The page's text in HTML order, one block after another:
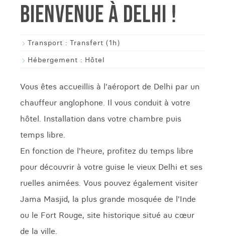
BIENVENUE À DELHI !
Transport : Transfert (1h)
Hébergement : Hôtel
Vous êtes accueillis à l'aéroport de Delhi par un
chauffeur anglophone. Il vous conduit à votre
hôtel. Installation dans votre chambre puis
temps libre.
En fonction de l'heure, profitez du temps libre
pour découvrir à votre guise le vieux Delhi et ses
ruelles animées. Vous pouvez également visiter
Jama Masjid, la plus grande mosquée de l'Inde
ou le Fort Rouge, site historique situé au cœur
de la ville.